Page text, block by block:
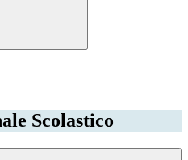
Scolastico